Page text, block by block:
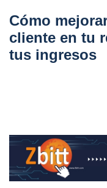
Cómo
cliente en tu
tus ingresos